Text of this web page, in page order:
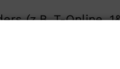
(z.B. T-Online,
der aus Sie zu
helfen